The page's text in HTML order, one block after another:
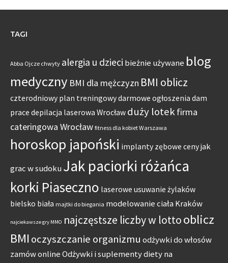
TAGI
Abba Ojcze chwyty alergia u dzieci bieżnie używane blog
medyczny BMI dla mężczyzn BMI oblicz
czterodniowy plan treningowydarmowe ogłoszenia dam
prace depilacja laserowa Wrocław duży lotekfirma
cateringowa Wrocław fitness dla kobiet Warszawa
horoskop japoński implanty zębowe cenyjak
grac w sudoku Jak paciorki różańca
korki Piaseczno laserowe usuwanie żylaków
bielsko biała majtki do biegania modelowanie ciała Kraków
najciekawsze gry MMO najczęstsze liczby w lottooblicz
BMI oczyszczanie organizmu odżywki do włosów
zamów onlineOdżywki i suplementy diety na